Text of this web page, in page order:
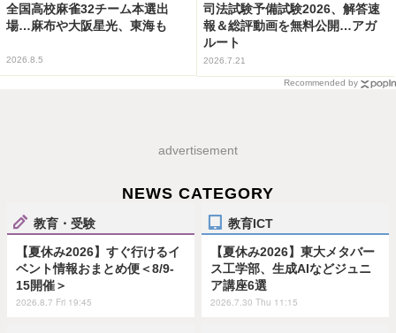
全国高校麻雀32チーム本選出
場…麻布や大阪星光、東海も
2026.8.5
司法試験予備試験2026、解答速
報＆総評動画を無料公開…アガ
ルート
2026.7.21
Recommended by
advertisement
NEWS CATEGORY
教育・受験
【夏休み2026】すぐ行けるイ
ベント情報おまとめ便＜8/9-
15開催＞
2026.8.7 Fri 19:45
教育ICT
【夏休み2026】東大メタバー
ス工学部、生成AIなどジュニ
ア講座6選
2026.7.30 Thu 11:15